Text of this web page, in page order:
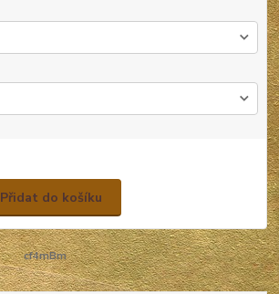
Přidat do košíku
cf4mBm